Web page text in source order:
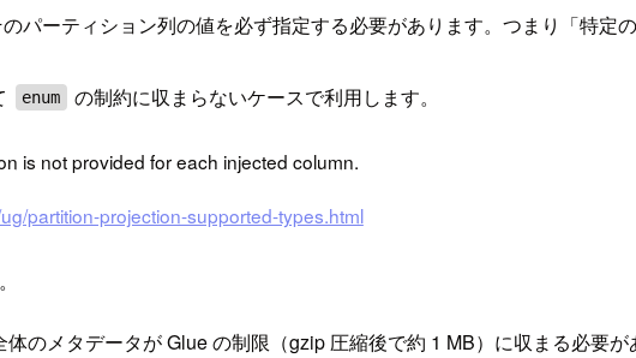
パーティション列の値を必ず指定する必要があります。つまり「特定
enum の制約に収まらないケースで利用します。
is not provided for each injected column.
partition-projection-supported-types.html
のメタデータが Glue の制限（gzip 圧縮後で約 1 MB）に収まる必要